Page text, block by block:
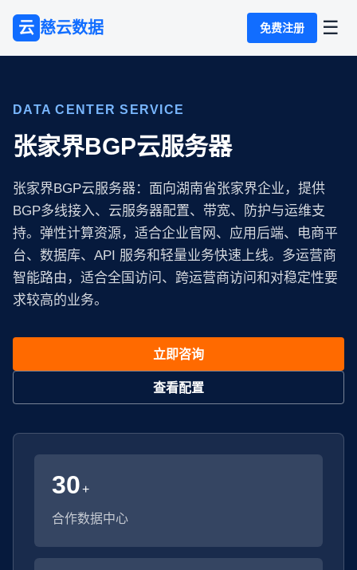
云 慈云数据 免费注册 ☰
DATA CENTER SERVICE
张家界BGP云服务器
张家界BGP云服务器：面向湖南省张家界企业，提供
BGP多线接入、云服务器配置、带宽、防护与运维支
持。弹性计算资源，适合企业官网、应用后端、电商平
台、数据库、API 服务和轻量业务快速上线。多运营商
智能路由，适合全国访问、跨运营商访问和对稳定性要
求较高的业务。
立即咨询
查看配置
30+
合作数据中心